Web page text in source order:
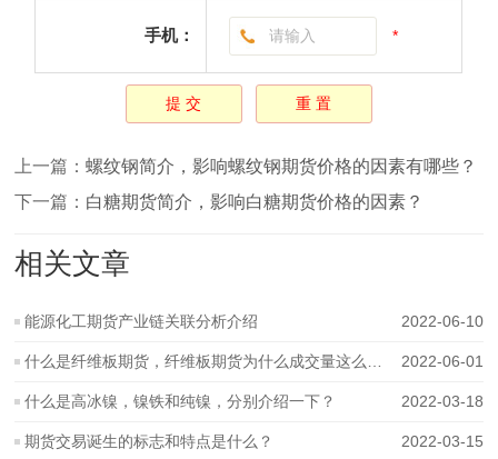
手机： *
上一篇：螺纹钢简介，影响螺纹钢期货价格的因素有哪些？
下一篇： 白糖期货简介，影响白糖期货价格的因素？
相关文章
能源化工期货产业链关联分析介绍 2022-06-10
什么是纤维板期货，纤维板期货为什么成交量这么低？ 2022-06-01
什么是高冰镍，镍铁和纯镍，分别介绍一下？ 2022-03-18
期货交易诞生的标志和特点是什么？ 2022-03-15